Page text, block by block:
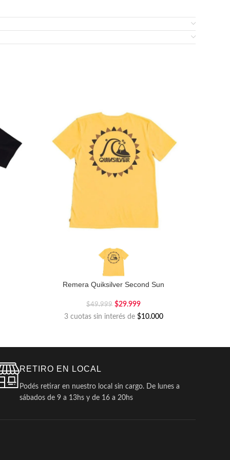
Remera Quiksilver Second Sun
$49.999 $29.999
3 cuotas sin interés de $10.000
RETIRO EN LOCAL
Podés retirar en nuestro local sin cargo. De lunes a
sábados de 9 a 13hs y de 16 a 20hs